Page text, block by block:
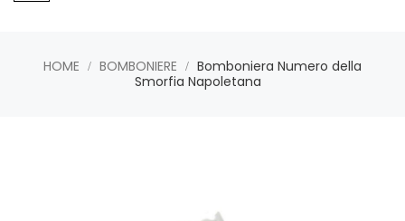
HOME BOMBONIERE
Bomboniera Numero della
Smorfia Napoletana